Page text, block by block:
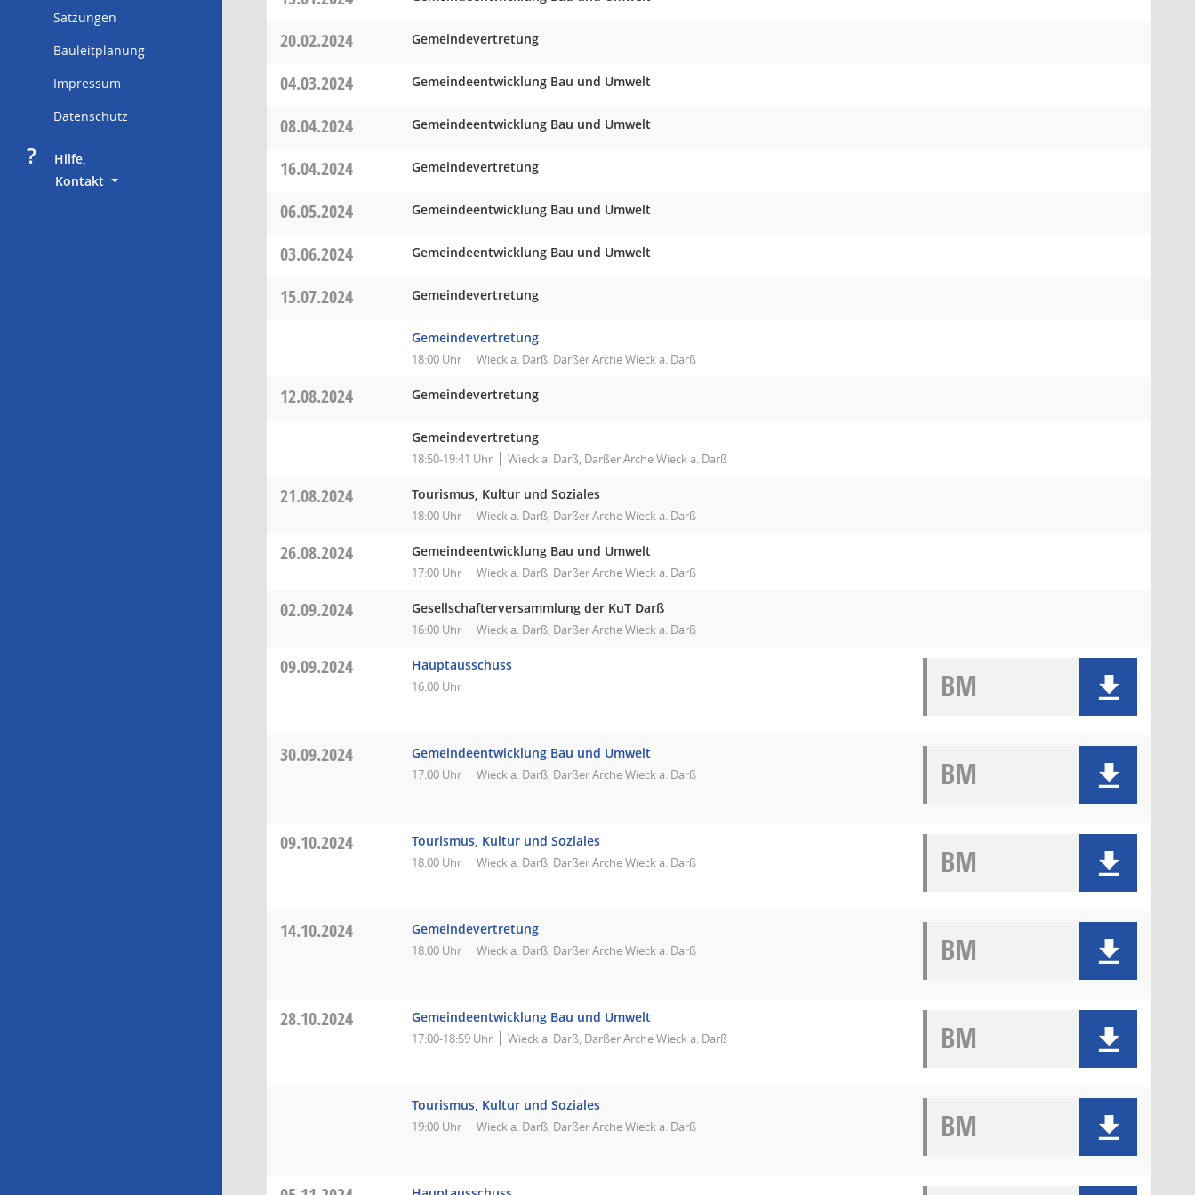
Satzungen
Bauleitplanung
Impressum
Datenschutz
?
     Hilfe,
Kontakt
20.02.2024 Gemeindevertretung
04.03.2024 Gemeindeentwicklung Bau und Umwelt
08.04.2024 Gemeindeentwicklung Bau und Umwelt
16.04.2024 Gemeindevertretung
06.05.2024 Gemeindeentwicklung Bau und Umwelt
03.06.2024 Gemeindeentwicklung Bau und Umwelt
15.07.2024 Gemeindevertretung
Gemeindevertretung
18:00 Uhr Wieck a. Darß, Darßer Arche Wieck a. Darß
12.08.2024 Gemeindevertretung
Gemeindevertretung
18:50-19:41 Uhr Wieck a. Darß, Darßer Arche Wieck a. Darß
21.08.2024 Tourismus, Kultur und Soziales
18:00 Uhr Wieck a. Darß, Darßer Arche Wieck a. Darß
26.08.2024 Gemeindeentwicklung Bau und Umwelt
17:00 Uhr Wieck a. Darß, Darßer Arche Wieck a. Darß
02.09.2024 Gesellschafterversammlung der KuT Darß
16:00 Uhr Wieck a. Darß, Darßer Arche Wieck a. Darß
09.09.2024 Hauptausschuss
16:00 Uhr BM
30.09.2024 Gemeindeentwicklung Bau und Umwelt
17:00 Uhr Wieck a. Darß, Darßer Arche Wieck a. Darß BM
09.10.2024 Tourismus, Kultur und Soziales
18:00 Uhr Wieck a. Darß, Darßer Arche Wieck a. Darß BM
14.10.2024 Gemeindevertretung
18:00 Uhr Wieck a. Darß, Darßer Arche Wieck a. Darß BM
28.10.2024 Gemeindeentwicklung Bau und Umwelt
17:00-18:59 Uhr Wieck a. Darß, Darßer Arche Wieck a. Darß BM
Tourismus, Kultur und Soziales
19:00 Uhr Wieck a. Darß, Darßer Arche Wieck a. Darß BM